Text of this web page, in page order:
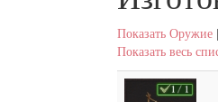
Показать Оружие
Показать весь